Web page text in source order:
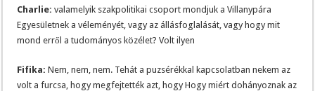
Charlie: valamelyik szakpolitikai csoport mondjuk a Villanypára
Egyesületnek a véleményét, vagy az állásfoglalását, vagy hogy mit
mond erről a tudományos közélet? Volt ilyen
Fifika: Nem, nem, nem. Tehát a puzsérékkal kapcsolatban nekem az
volt a furcsa, hogy megfejtették azt, hogy Hogy miért dohányoznak az